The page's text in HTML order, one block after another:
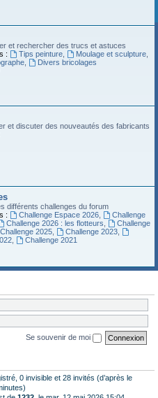
et rechercher des trucs et astuces
:
Tips peinture, Moulage et sculpture,
,
Divers bricolages
et discuter des nouveautés des fabricants
différents challenges du forum
:
Challenge Espace 2026,
Challenge
Challenge 2026 : les flotteurs
Challenge
Challenge 2025, Challenge 2023,
Challenge 2021
Se souvenir de moi
0 invisible et 28 invités (d’après le